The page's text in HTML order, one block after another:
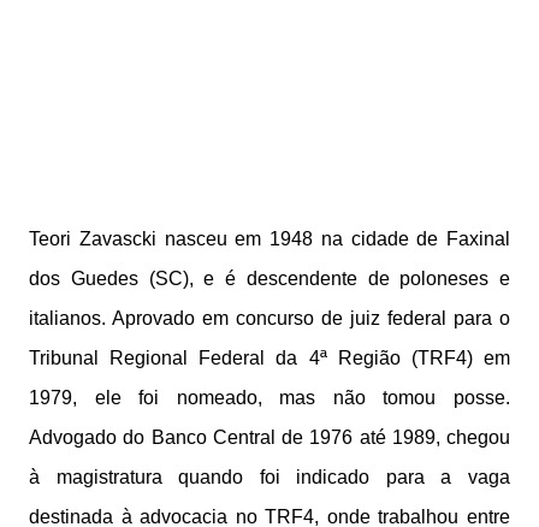
Teori Zavascki nasceu em 1948 na cidade de Faxinal
dos Guedes (SC), e é descendente de poloneses e
italianos. Aprovado em concurso de juiz federal para o
Tribunal Regional Federal da 4ª Região (TRF4) em
1979, ele foi nomeado, mas não tomou posse.
Advogado do Banco Central de 1976 até 1989, chegou
à magistratura quando foi indicado para a vaga
destinada à advocacia no TRF4, onde trabalhou entre